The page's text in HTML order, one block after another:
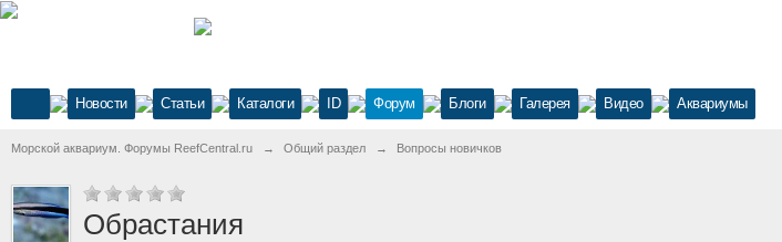
Новости Статьи Каталоги ID Форум Блоги Галерея Видео Аквариумы
Морской аквариум. Форумы ReefCentral.ru → Общий раздел → Вопросы новичков
Обрастания